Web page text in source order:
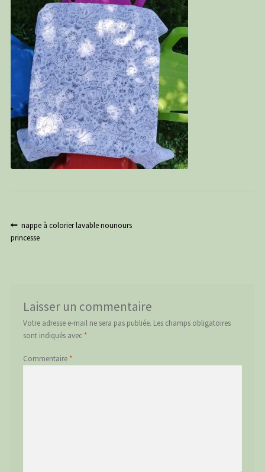
PANIER
CONTACT
Navigation
de
Article
précédent :
nappe à colorier lavable nounours
princesse
Laisser un commentaire
Votre adresse e-mail ne sera pas publiée. Les champs obligatoires
sont indiqués avec *
Commentaire *